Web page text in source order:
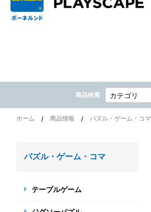
商品検索 カテゴリ
ホーム 商品情報 パズル・ゲーム・コマ
パズル・ゲーム・コマ
テーブルゲーム